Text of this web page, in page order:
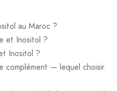
au Maroc ?
et Inositol ?
Inositol ?
complément — lequel choisir